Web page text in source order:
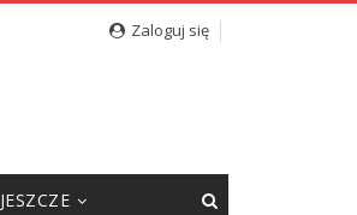
Zaloguj się
JESZCZE